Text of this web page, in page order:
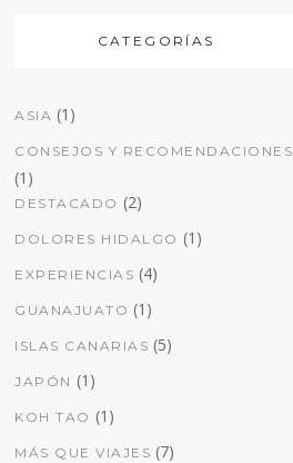
CATEGORÍAS
ASIA (1)
CONSEJOS Y RECOMENDACIONES
(1)
DESTACADO (2)
DOLORES HIDALGO (1)
EXPERIENCIAS (4)
GUANAJUATO (1)
ISLAS CANARIAS (5)
JAPÓN (1)
KOH TAO (1)
MÁS QUE VIAJES (7)